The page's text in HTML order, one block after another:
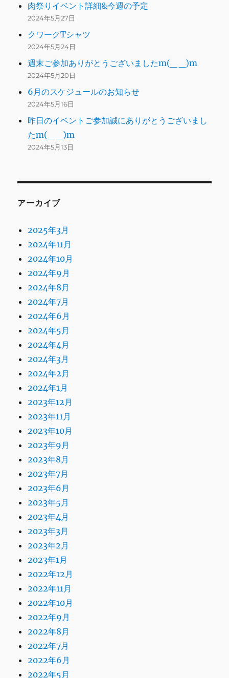
肉祭りイベント詳細&今週の予定
2024年5月27日
クワークTシャツ
2024年5月24日
週末ご参加ありがとうございましたm(_ _)m
2024年5月20日
6月のスケジュールのお知らせ
2024年5月16日
昨日のイベントご参加誠にありがとうございまし
たm(_ _)m
2024年5月13日
アーカイブ
2025年3月
2024年11月
2024年10月
2024年9月
2024年8月
2024年7月
2024年6月
2024年5月
2024年4月
2024年3月
2024年2月
2024年1月
2023年12月
2023年11月
2023年10月
2023年9月
2023年8月
2023年7月
2023年6月
2023年5月
2023年4月
2023年3月
2023年2月
2023年1月
2022年12月
2022年11月
2022年10月
2022年9月
2022年8月
2022年7月
2022年6月
2022年5月